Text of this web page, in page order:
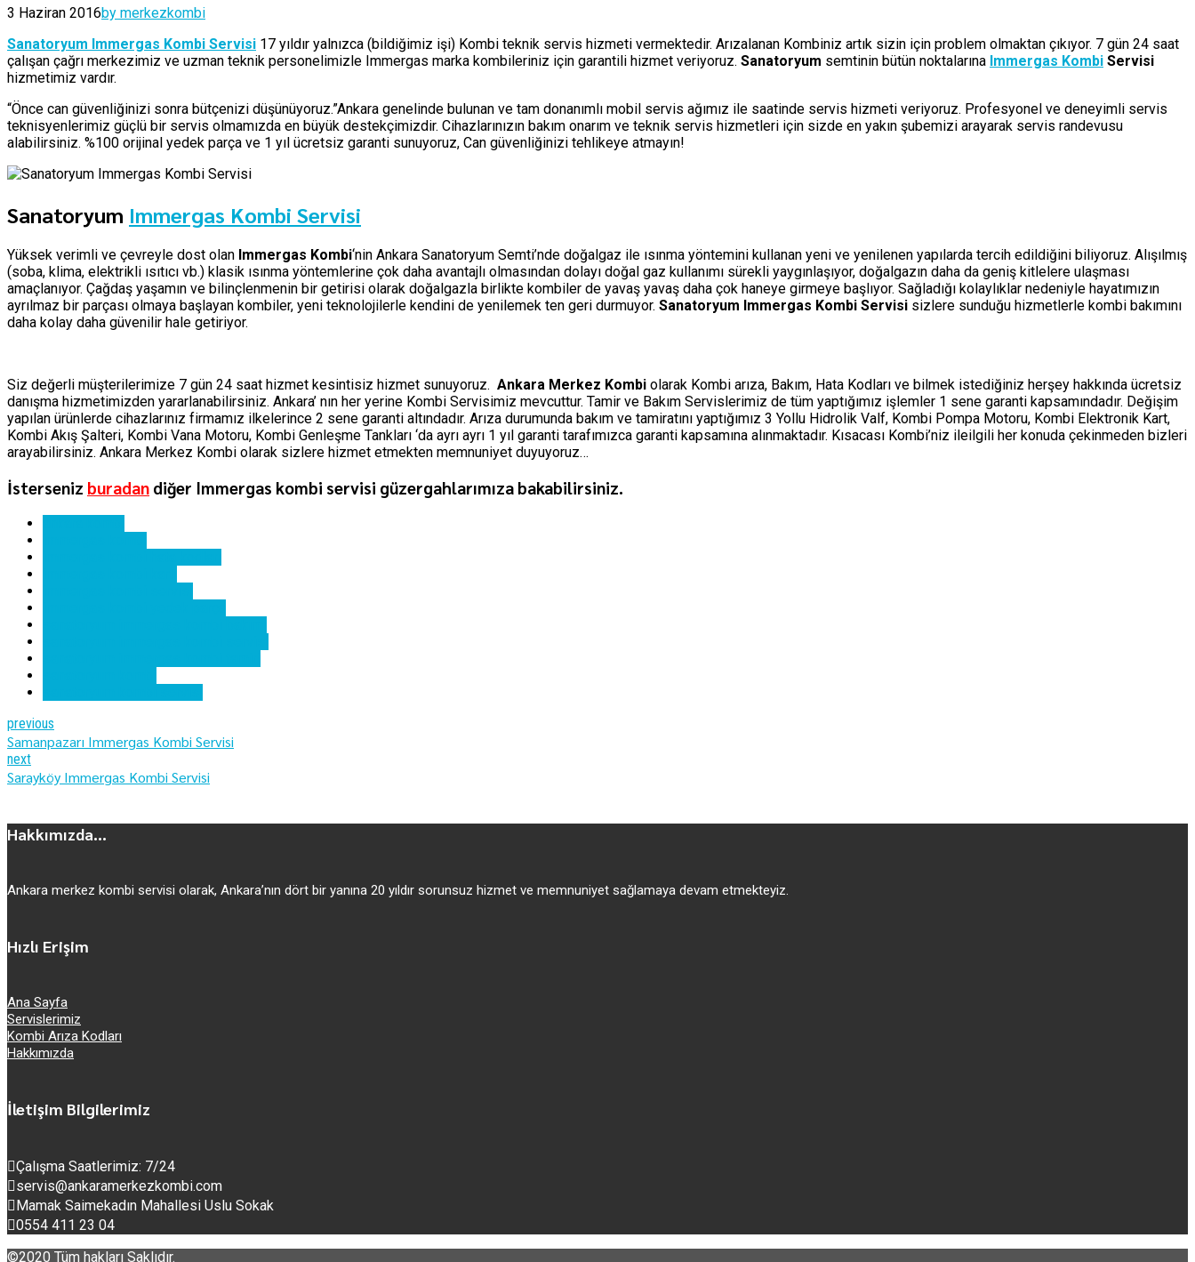
3 Haziran 2016by merkezkombi
Sanatoryum Immergas Kombi Servisi 17 yıldır yalnızca (bildiğimiz işi) Kombi teknik servis hizmeti vermektedir. Arızalanan Kombiniz artık sizin için problem olmaktan çıkıyor. 7 gün 24 saat
çalışan çağrı merkezimiz ve uzman teknik personelimizle Immergas marka kombileriniz için garantili hizmet veriyoruz. Sanatoryum semtinin bütün noktalarına Immergas Kombi Servisi
hizmetimiz vardır.
“Önce can güvenliğinizi sonra bütçenizi düşünüyoruz.”Ankara genelinde bulunan ve tam donanımlı mobil servis ağımız ile saatinde servis hizmeti veriyoruz. Profesyonel ve deneyimli servis
teknisyenlerimiz güçlü bir servis olmamızda en büyük destekçimizdir. Cihazlarınızın bakım onarım ve teknik servis hizmetleri için sizde en yakın şubemizi arayarak servis randevusu
alabilirsiniz. %100 orijinal yedek parça ve 1 yıl ücretsiz garanti sunuyoruz, Can güvenliğinizi tehlikeye atmayın!
Sanatoryum Immergas Kombi Servisi
Yüksek verimli ve çevreyle dost olan Immergas Kombi‘nin Ankara Sanatoryum Semti’nde doğalgaz ile ısınma yöntemini kullanan yeni ve yenilenen yapılarda tercih edildiğini biliyoruz. Alışılmış
(soba, klima, elektrikli ısıtıcı vb.) klasik ısınma yöntemlerine çok daha avantajlı olmasından dolayı doğal gaz kullanımı sürekli yaygınlaşıyor, doğalgazın daha da geniş kitlelere ulaşması
amaçlanıyor. Çağdaş yaşamın ve bilinçlenmenin bir getirisi olarak doğalgazla birlikte kombiler de yavaş yavaş daha çok haneye girmeye başlıyor. Sağladığı kolaylıklar nedeniyle hayatımızın
ayrılmaz bir parçası olmaya başlayan kombiler, yeni teknolojilerle kendini de yenilemek ten geri durmuyor. Sanatoryum Immergas Kombi Servisi sizlere sunduğu hizmetlerle kombi bakımını
daha kolay daha güvenilir hale getiriyor.
Siz değerli müşterilerimize 7 gün 24 saat hizmet kesintisiz hizmet sunuyoruz. Ankara Merkez Kombi olarak Kombi arıza, Bakım, Hata Kodları ve bilmek istediğiniz herşey hakkında ücretsiz
danışma hizmetimizden yararlanabilirsiniz. Ankara’ nın her yerine Kombi Servisimiz mevcuttur. Tamir ve Bakım Servislerimiz de tüm yaptığımız işlemler 1 sene garanti kapsamındadır. Değişim
yapılan ürünlerde cihazlarınız firmamız ilkelerince 2 sene garanti altındadır. Arıza durumunda bakım ve tamiratını yaptığımız 3 Yollu Hidrolik Valf, Kombi Pompa Motoru, Kombi Elektronik Kart,
Kombi Akış Şalteri, Kombi Vana Motoru, Kombi Genleşme Tankları ‘da ayrı ayrı 1 yıl garanti tarafımızca garanti kapsamına alınmaktadır. Kısacası Kombi’niz ileilgili her konuda çekinmeden bizleri
arayabilirsiniz. Ankara Merkez Kombi olarak sizlere hizmet etmekten memnuniyet duyuyoruz…
İsterseniz buradan diğer Immergas kombi servisi güzergahlarımıza bakabilirsiniz.
previous
Samanpazarı Immergas Kombi Servisi
next
Sarayköy Immergas Kombi Servisi
Hakkımızda...
Ankara merkez kombi servisi olarak, Ankara’nın dört bir yanına 20 yıldır sorunsuz hizmet ve memnuniyet sağlamaya devam etmekteyiz.
Hızlı Erişim
Ana Sayfa
Servislerimiz
Kombi Arıza Kodları
Hakkımızda
İletişim Bilgilerimiz
Çalışma Saatlerimiz: 7/24
servis@ankaramerkezkombi.com
Mamak Saimekadın Mahallesi Uslu Sokak
0554 411 23 04
©2020 Tüm hakları Saklıdır.